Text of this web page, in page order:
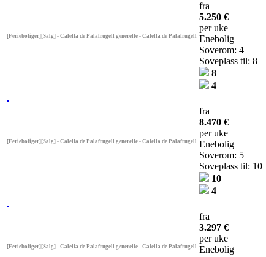
[Ferieboliger][Salg] - Calella de Palafrugell generelle - Calella de Palafrugell
fra
5.250 €
per uke
Enebolig
Soverom: 4
Soveplass til: 8
8
4
[Ferieboliger][Salg] - Calella de Palafrugell generelle - Calella de Palafrugell
fra
8.470 €
per uke
Enebolig
Soverom: 5
Soveplass til: 10
10
4
[Ferieboliger][Salg] - Calella de Palafrugell generelle - Calella de Palafrugell
fra
3.297 €
per uke
Enebolig